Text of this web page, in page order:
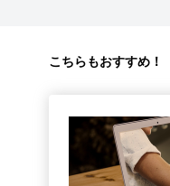
こちらもおすすめ！